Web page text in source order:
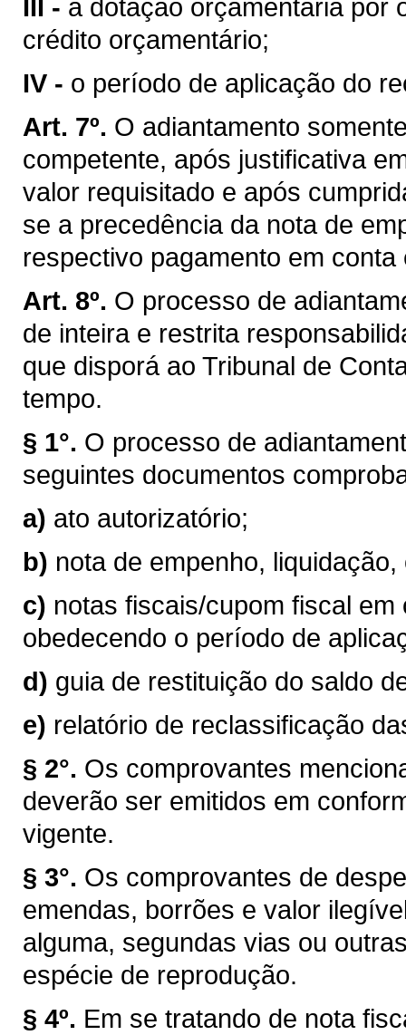
III - a dotação orçamentária por
crédito orçamentário;
IV - o período de aplicação do
Art. 7º. O adiantamento
competente, após justificativa
valor requisitado e após
se a precedência da nota de
respectivo pagamento em
Art. 8º. O processo de
de inteira e restrita
que disporá ao Tribunal de
tempo.
§ 1°. O processo de
seguintes documentos
a) ato autorizatório;
b) nota de empenho,
c) notas fiscais/cupom fiscal
obedecendo o período de
d) guia de restituição do saldo
e) relatório de reclassificação
§ 2°. Os comprovantes
deverão ser emitidos em
vigente.
§ 3°. Os comprovantes de
emendas, borrões e valor
alguma, segundas vias ou
espécie de reprodução.
§ 4º. Em se tratando de nota